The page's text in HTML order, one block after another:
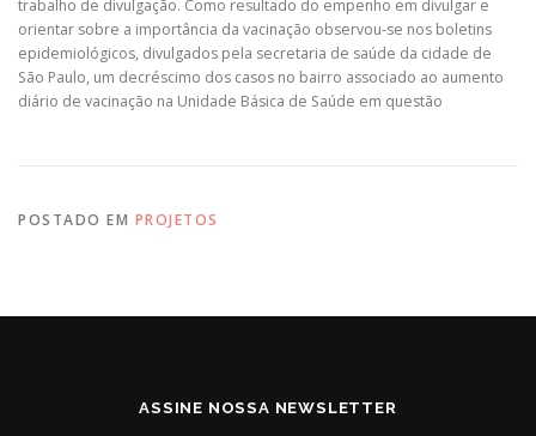
trabalho de divulgação. Como resultado do empenho em divulgar e
orientar sobre a importância da vacinação observou-se nos boletins
epidemiológicos, divulgados pela secretaria de saúde da cidade de
São Paulo, um decréscimo dos casos no bairro associado ao aumento
diário de vacinação na Unidade Básica de Saúde em questão
POSTADO EM PROJETOS
ASSINE NOSSA NEWSLETTER